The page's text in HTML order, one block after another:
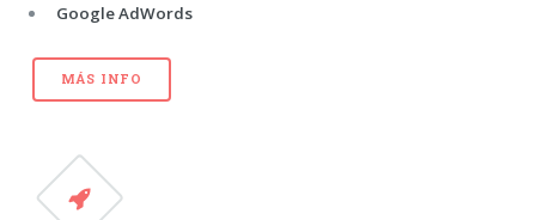
Google AdWords
MÁS INFO